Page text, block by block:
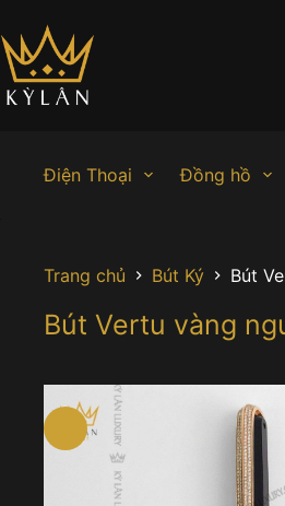
đến
phần
nội
dung
Điện Thoại Đồng hồ
Trang chủ Bút Ký Bút
Bút Vertu vàng